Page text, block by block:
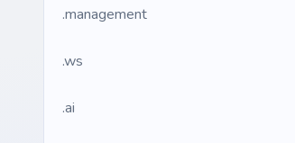
.management
.ws
.ai